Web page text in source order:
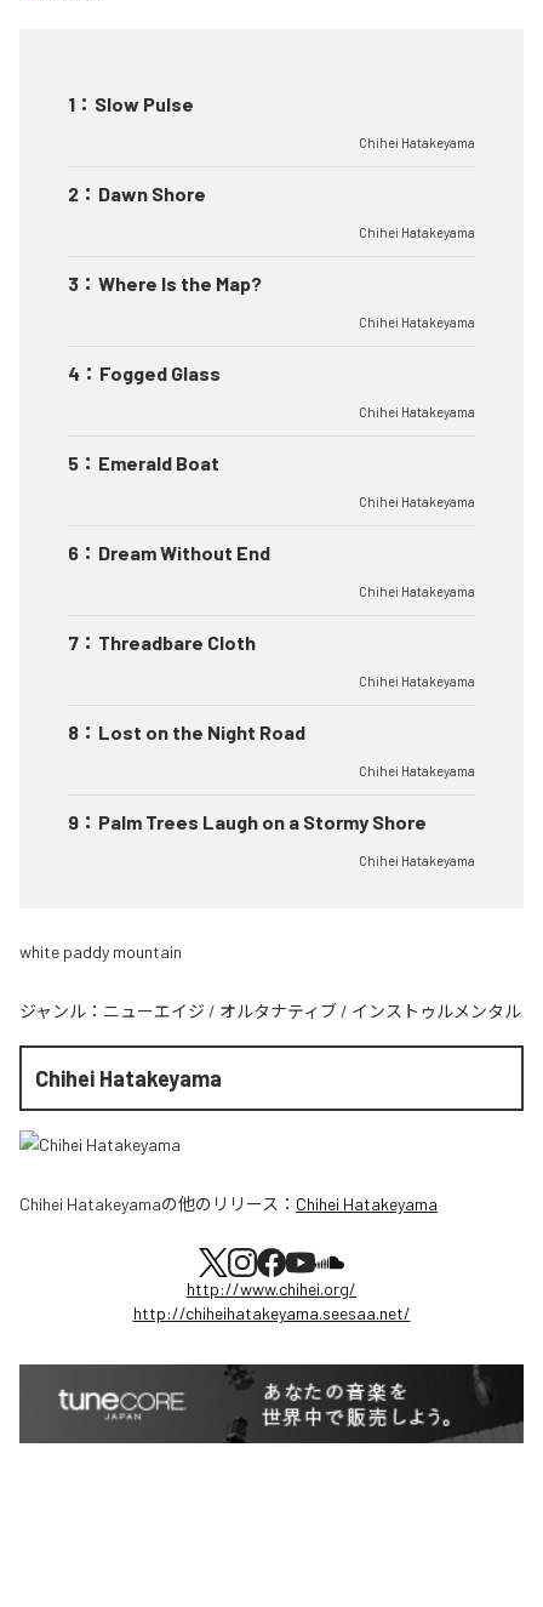
1 ： Slow Pulse
Chihei Hatakeyama
2 ： Dawn Shore
Chihei Hatakeyama
3 ： Where Is the Map?
Chihei Hatakeyama
4 ： Fogged Glass
Chihei Hatakeyama
5 ： Emerald Boat
Chihei Hatakeyama
6 ： Dream Without End
Chihei Hatakeyama
7 ： Threadbare Cloth
Chihei Hatakeyama
8 ： Lost on the Night Road
Chihei Hatakeyama
9 ： Palm Trees Laugh on a Stormy Shore
Chihei Hatakeyama
white paddy mountain
ジャンル： ニューエイジ / オルタナティブ / インストゥルメンタル
Chihei Hatakeyama
Chihei Hatakeyamaの他のリリース： Chihei Hatakeyama
http://www.chihei.org/
http://chiheihatakeyama.seesaa.net/